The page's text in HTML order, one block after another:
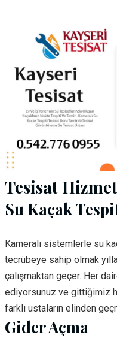
Tesisat
Su Kaçak
Kameralı sistemlerle su
tecrübeye sahip olmak
çalışmaktan geçer. Her
ediyorsunuz ve gittiğimiz
farklı ustaların elinden
Gider Açma